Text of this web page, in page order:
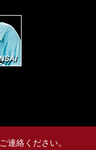
連絡ください。